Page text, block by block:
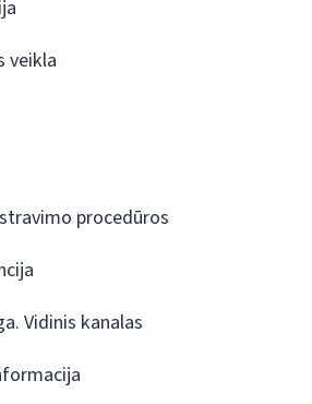
veikla
procedūros
Vidinis kanalas